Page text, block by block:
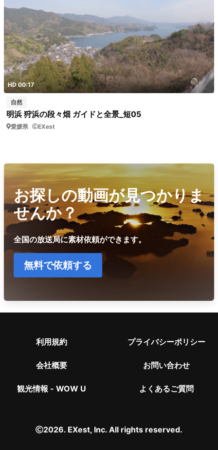
HD 00:17
自然
明浜 狩浜の段々畑 ガイドと全景_短05
愛媛県 EXest
お探しの動画が見つかりま
せんか？
全国の放送局に素材依頼ができます。
無料で依頼する
利用規約 プライバシーポリシー
会社概要 お問い合わせ
観光情報 - WOW U よくあるご質問
2026. EXest, Inc. All rights reserved.